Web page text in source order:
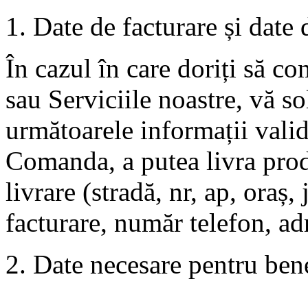
1. Date de facturare și date
În cazul în care doriți să
sau Serviciile noastre, vă
următoarele informații
Comanda, a putea livra
livrare (stradă, nr, ap, oraș,
facturare, număr telefon,
2. Date necesare pentru